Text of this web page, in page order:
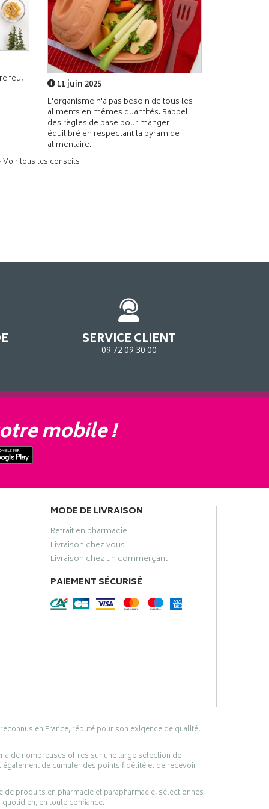
feu,
11 juin 2025
L'organisme n'a pas besoin de tous les
aliments en mêmes quantités. Rappel
des règles de base pour manger
équilibré en respectant la pyramide
alimentaire.
Voir tous les conseils
SERVICE CLIENT
09 72 09 30 00
mobile !
MODE DE LIVRAISON
Retrait en pharmacie
Livraison chez vous
Livraison chez un commerçant
PAIEMENT SÉCURISÉ
en France, réputé pour son exigence de qualité,
à de nombreuses offres sur une large sélection de
de cumuler des points fidélité et de recevoir
produits en pharmacie et parapharmacie, sélectionnés
en toute confiance.